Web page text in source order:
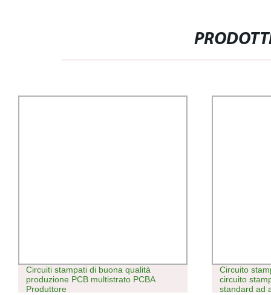
Circuiti stampati di buona qualità
produzione PCB multistrato PCBA
Produttore
Circuito
circuito
standard ad